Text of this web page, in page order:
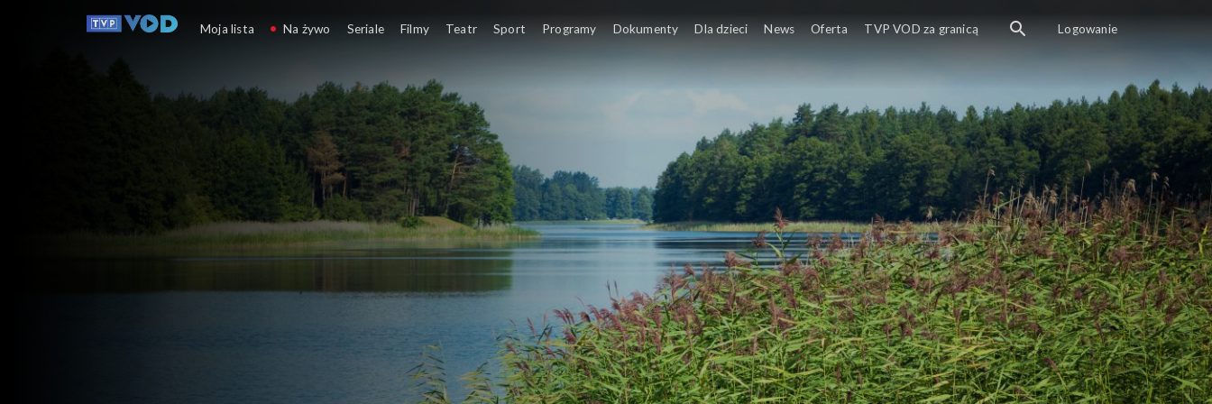
Moja lista Na żywo Seriale Filmy Teatr Sport Programy Dokumenty Dla dzieci News Oferta TVP VOD za granicą Logowanie